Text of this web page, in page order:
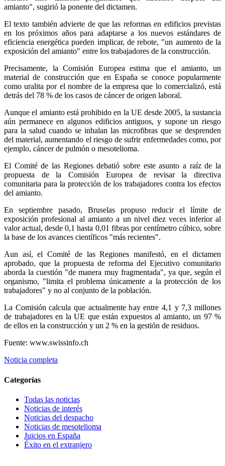
amianto", sugirió la ponente del dictamen.
El texto también advierte de que las reformas en edificios previstas
en los próximos años para adaptarse a los nuevos estándares de
eficiencia energética pueden implicar, de rebote, "un aumento de la
exposición del amianto" entre los trabajadores de la construcción.
Precisamente, la Comisión Europea estima que el amianto, un
material de construcción que en España se conoce popularmente
como uralita por el nombre de la empresa que lo comercializó, está
detrás del 78 % de los casos de cáncer de origen laboral.
Aunque el amianto está prohibido en la UE desde 2005, la sustancia
aún permanece en algunos edificios antiguos, y supone un riesgo
para la salud cuando se inhalan las microfibras que se desprenden
del material, aumentando el riesgo de sufrir enfermedades como, por
ejemplo, cáncer de pulmón o mesotelioma.
El Comité de las Regiones debatió sobre este asunto a raíz de la
propuesta de la Comisión Europea de revisar la directiva
comunitaria para la protección de los trabajadores contra los efectos
del amianto.
En septiembre pasado, Bruselas propuso reducir el límite de
exposición profesional al amianto a un nivel diez veces inferior al
valor actual, desde 0,1 hasta 0,01 fibras por centímetro cúbico, sobre
la base de los avances científicos "más recientes".
Aun así, el Comité de las Regiones manifestó, en el dictamen
aprobado, que la propuesta de reforma del Ejecutivo comunitario
aborda la cuestión "de manera muy fragmentada", ya que, según el
organismo, "limita el problema únicamente a la protección de los
trabajadores" y no al conjunto de la población.
La Comisión calcula que actualmente hay entre 4,1 y 7,3 millones
de trabajadores en la UE que están expuestos al amianto, un 97 %
de ellos en la construcción y un 2 % en la gestión de residuos.
Fuente: www.swissinfo.ch
Noticia completa
Categorías
Todas las noticias
Noticias de interés
Noticias del despacho
Noticias de mesotelioma
Juicios en España
Éxito en el extranjero